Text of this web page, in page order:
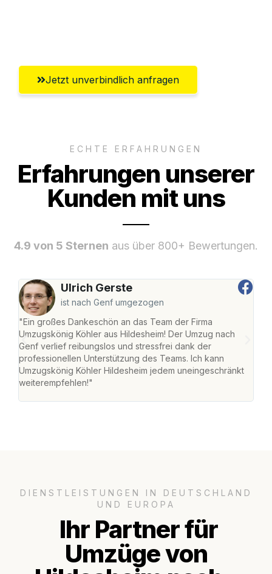
Jetzt unverbindlich anfragen
ECHTE ERFAHRUNGEN
Erfahrungen unserer
Kunden mit uns
4.9 von 5 Sternen aus über 800+ Bewertungen.
Ulrich Gerste
ist nach Genf umgezogen
"Ein großes Dankeschön an das Team der Firma
Umzugskönig Köhler aus Hildesheim! Der Umzug nach
Genf verlief reibungslos und stressfrei dank der
professionellen Unterstützung des Teams. Ich kann
Umzugskönig Köhler Hildesheim jedem uneingeschränkt
weiterempfehlen!"
DIENSTLEISTUNGEN IN DEUTSCHLAND
UND EUROPA
Ihr Partner für
Umzüge von